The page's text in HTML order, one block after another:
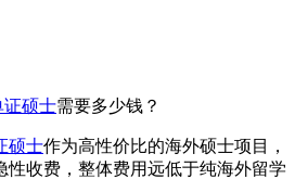
证硕士需要多少钱？
硕士作为高性价比的海外硕士项目，
性收费，整体费用远低于纯海外留学